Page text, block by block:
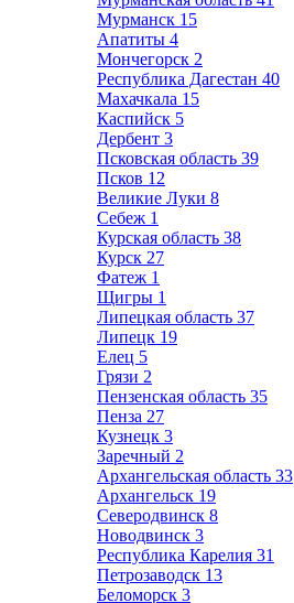
Мурманск 15
Апатиты 4
Мончегорск 2
Республика Дагестан 40
Махачкала 15
Каспийск 5
Дербент 3
Псковская область 39
Псков 12
Великие Луки 8
Себеж 1
Курская область 38
Курск 27
Фатеж 1
Щигры 1
Липецкая область 37
Липецк 19
Елец 5
Грязи 2
Пензенская область 35
Пенза 27
Кузнецк 3
Заречный 2
Архангельская область 33
Архангельск 19
Северодвинск 8
Новодвинск 3
Республика Карелия 31
Петрозаводск 13
Беломорск 3